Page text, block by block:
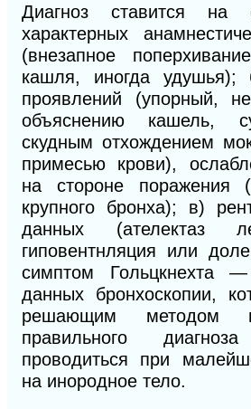
Диагноз ставится на
характерных
(внезапное
кашля, иногда удушья);
проявлений (упорный,
объяснению кашель,
скудным отхождением
примесью крови),
на стороне поражения
крупного бронха); в)
данных (ателектаз
гиповентнляция или
симптом Гольцкнехта
данных бронхоскопии,
решающим методом
правильного
проводиться при
на инородное тело.